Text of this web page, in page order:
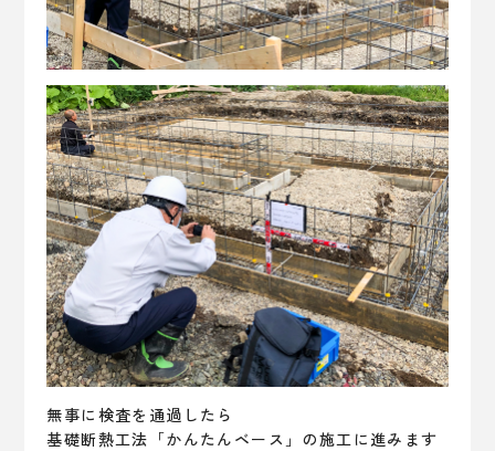
無事に検査を通過したら
基礎断熱工法「かんたんベース」の施工に進みます